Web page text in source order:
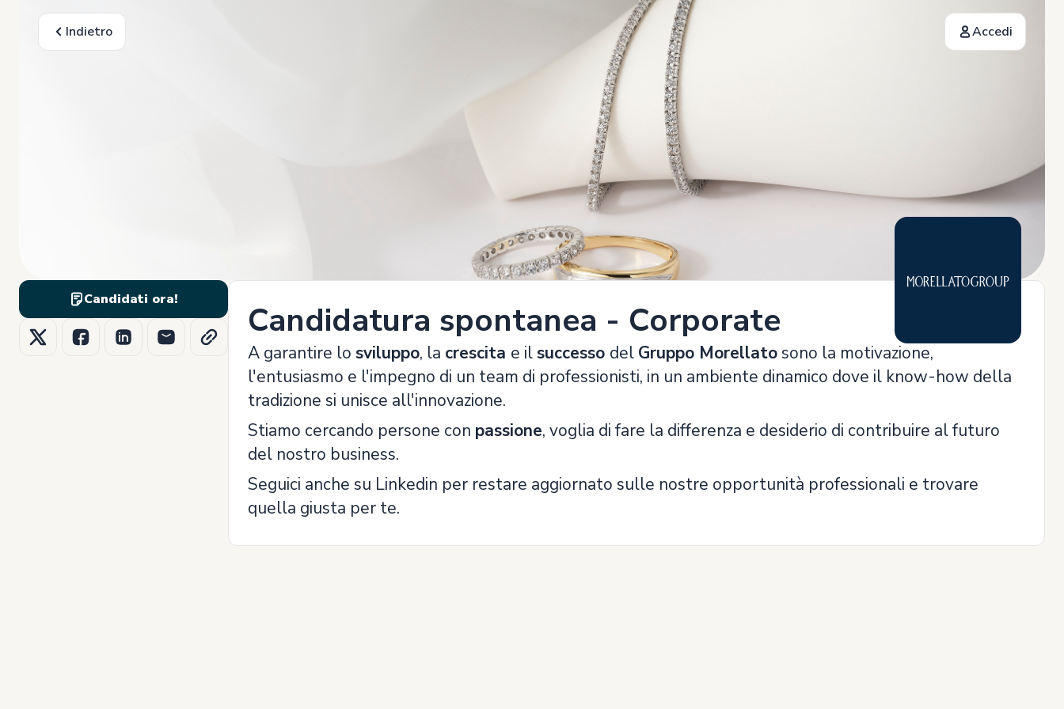
Indietro Accedi
Candidati ora! Candidatura spontanea - Corporate
A garantire lo sviluppo, la crescita e ilsuccesso del Gruppo Morellatosono la motivazione,
l'entusiasmo e l'impegno di un team di professionisti, in un ambiente dinamico dove il know-how della
tradizione si unisce all'innovazione.
Stiamo cercando persone con passione, voglia di fare la differenza e desiderio di contribuire al futuro
del nostro business.
Seguici anche su Linkedin per restare aggiornato sulle nostre opportunità professionali e trovare
quella giusta per te.